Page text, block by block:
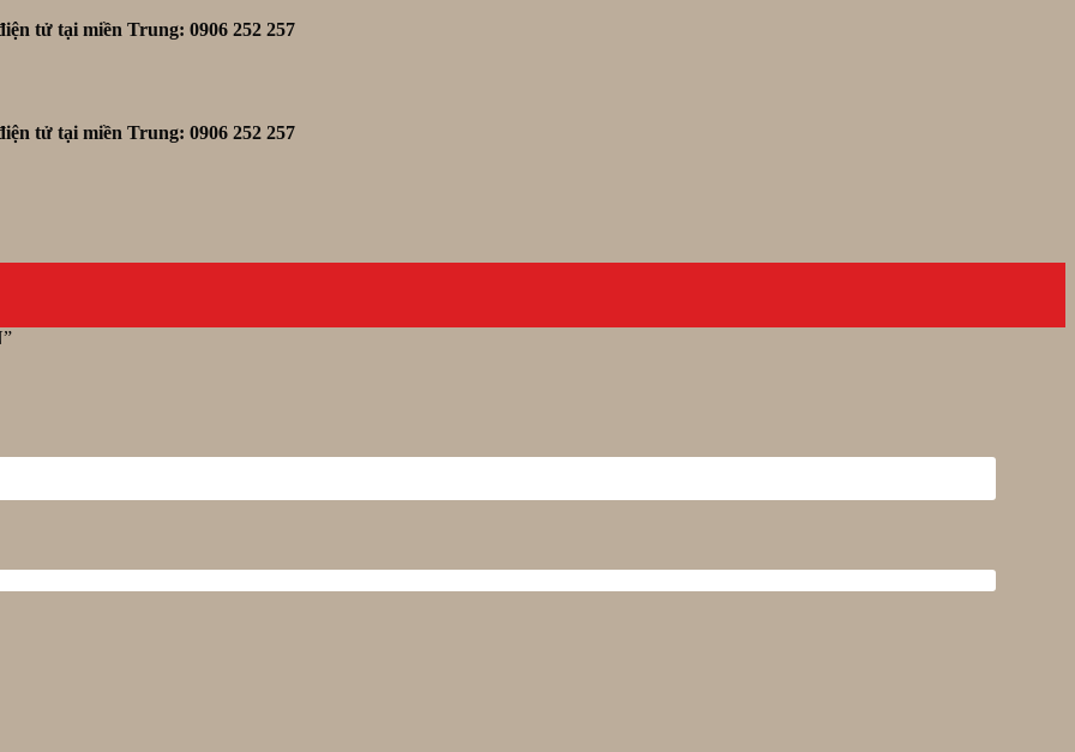
tử tại miền Trung: 0906 252 257
tử tại miền Trung: 0906 252 257